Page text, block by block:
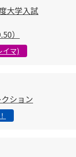
大学入試
）
イマ)
ション